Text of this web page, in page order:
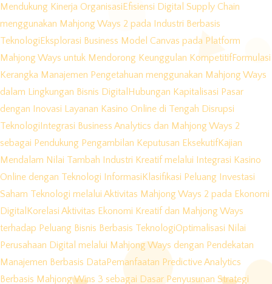
Mendukung Kinerja OrganisasiEfisiensi Digital Supply Chain
menggunakan Mahjong Ways 2 pada Industri Berbasis
TeknologiEksplorasi Business Model Canvas pada Platform
Mahjong Ways untuk Mendorong Keunggulan KompetitifFormulasi
Kerangka Manajemen Pengetahuan menggunakan Mahjong Ways
dalam Lingkungan Bisnis Digital Hubungan Kapitalisasi Pasar
dengan Inovasi Layanan Kasino Online di Tengah Disrupsi
TeknologiIntegrasi Business Analytics dan Mahjong Ways 2
sebagai Pendukung Pengambilan Keputusan EksekutifKajian
Mendalam Nilai Tambah Industri Kreatif melalui Integrasi Kasino
Online dengan Teknologi InformasiKlasifikasi Peluang Investasi
Saham Teknologi melalui Aktivitas Mahjong Ways 2 pada Ekonomi
Digital Korelasi Aktivitas Ekonomi Kreatif dan Mahjong Ways
terhadap Peluang Bisnis Berbasis TeknologiOptimalisasi Nilai
Perusahaan Digital melalui Mahjong Ways dengan Pendekatan
Manajemen Berbasis DataPemanfaatan Predictive Analytics
Berbasis Mahjong Wins 3 sebagai Dasar Penyusunan Strategi